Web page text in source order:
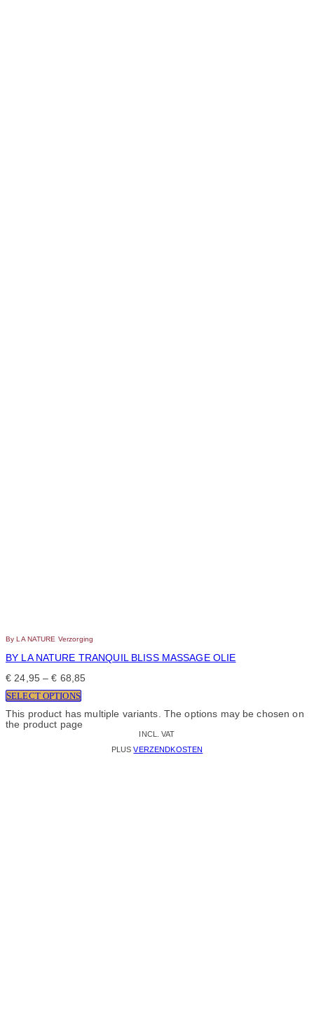
By LA NATURE Verzorging
BY LA NATURE TRANQUIL BLISS MASSAGE OLIE
€ 24,95–€ 68,85
SELECT OPTIONS
This product has multiple variants. The options may be chosen on
the product page
INCL. VAT
PLUSVERZENDKOSTEN